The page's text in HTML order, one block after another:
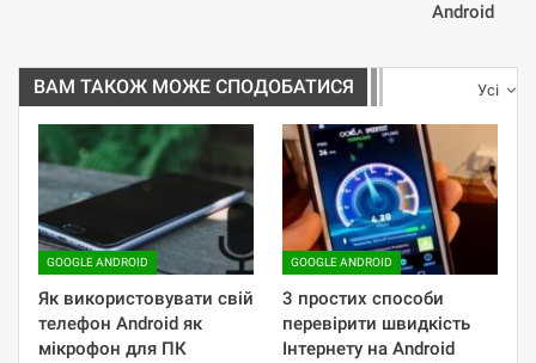
Android
Усі
ВАМ ТАКОЖ МОЖЕ СПОДОБАТИСЯ
GOOGLE ANDROID
Як використовувати свій
телефон Android як
мікрофон для ПК
GOOGLE ANDROID
3 простих способи
перевірити швидкість
Інтернету на Android